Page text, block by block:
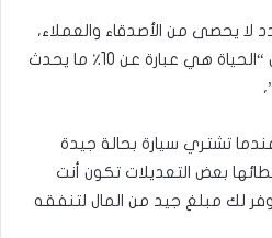
لا يحصى من الأصدقاء والعملاء،
وبالمناسبة هناك قول مأثور أن “الحياة هي عبارة عن 10٪ ما يحدث
تشتري سيارة بحالة جيدة
بعض التعديلات تكون أنت
لك مبلغ جيد من المال لتنفقه